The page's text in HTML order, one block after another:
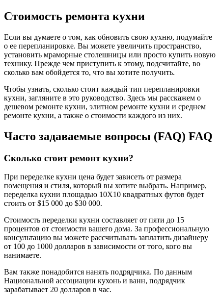
Стоимость ремонта кухни
Если вы думаете о том, как обновить свою кухню, подумайте
о ее перепланировке. Вы можете увеличить пространство,
установить мраморные столешницы или просто купить новую
технику. Прежде чем приступить к этому, подсчитайте, во
сколько вам обойдется то, что вы хотите получить.
Чтобы узнать, сколько стоит каждый тип перепланировки
кухни, загляните в это руководство. Здесь мы расскажем о
дешевом ремонте кухни, элитном ремонте кухни и среднем
ремонте кухни, а также о стоимости каждого из них.
Часто задаваемые вопросы (FAQ) FAQ
Сколько стоит ремонт кухни?
При переделке кухни цена будет зависеть от размера
помещения и стиля, который вы хотите выбрать. Например,
переделка кухни площадью 10X10 квадратных футов будет
стоить от $15 000 до $30 000.
Стоимость переделки кухни составляет от пяти до 15
процентов от стоимости вашего дома. За профессиональную
консультацию вы можете рассчитывать заплатить дизайнеру
от 100 до 1000 долларов в зависимости от того, кого вы
нанимаете.
Вам также понадобится нанять подрядчика. По данным
Национальной ассоциации кухонь и ванн, подрядчик
зарабатывает 20 долларов в час.